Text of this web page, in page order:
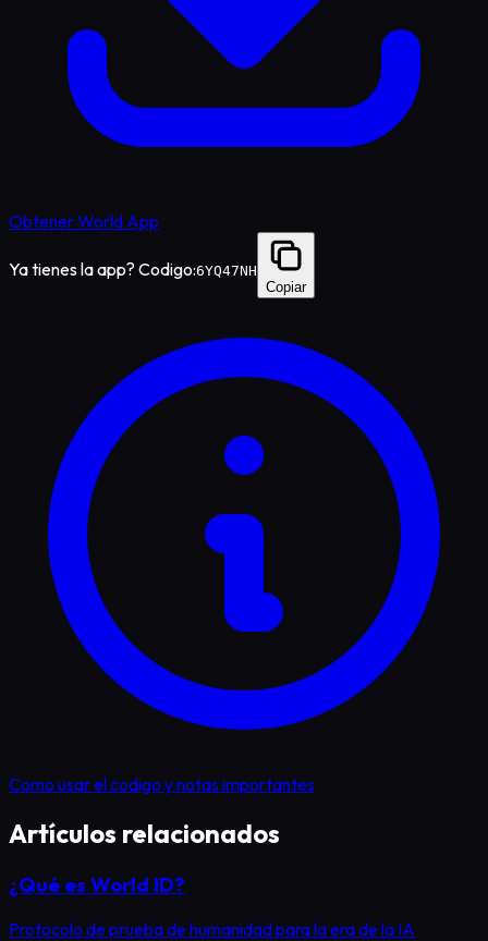
Obtener World App
Ya tienes la app? Codigo:6YQ47NH
Copiar
Como usar el codigo y notas importantes
Artículos relacionados
¿Qué es World ID?
Protocolo de prueba de humanidad para la era de la IA